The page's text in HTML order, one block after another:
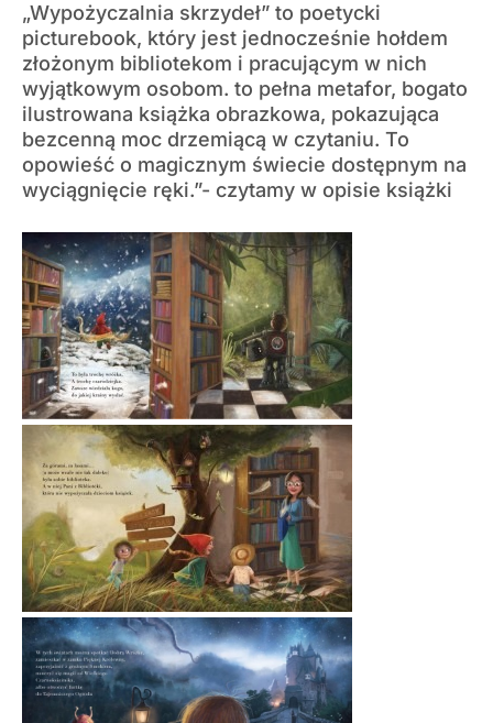
„Wypożyczalnia skrzydeł” to poetycki
picturebook, który jest jednocześnie hołdem
złożonym bibliotekom i pracującym w nich
wyjątkowym osobom. to pełna metafor, bogato
ilustrowana książka obrazkowa, pokazująca
bezcenną moc drzemiącą w czytaniu. To
opowieść o magicznym świecie dostępnym na
wyciągnięcie ręki.”- czytamy w opisie książki